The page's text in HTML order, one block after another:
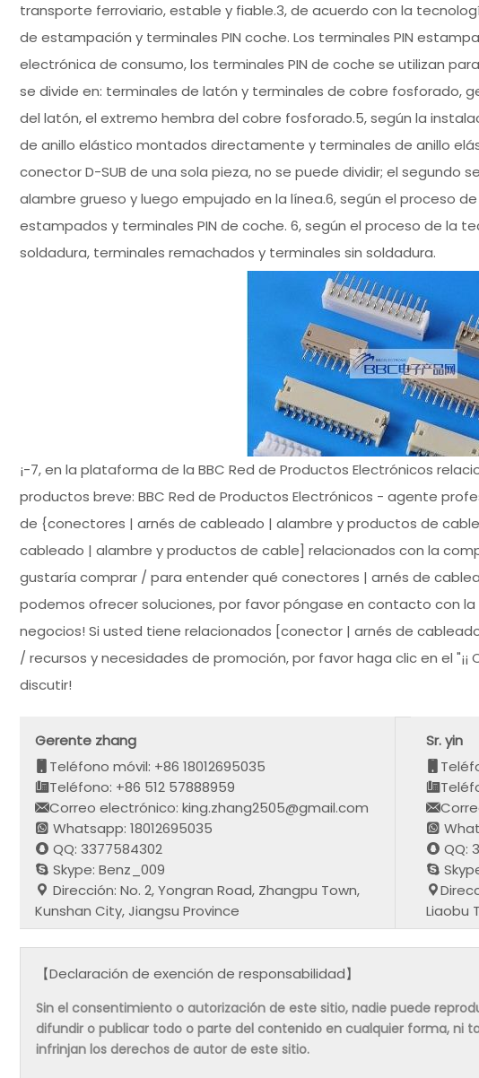
transporte ferroviario, estable y fiable.3, de acuerdo con la
de estampación y terminales PIN coche. Los terminales PIN
electrónica de consumo, los terminales PIN de coche se utilizan
se divide en: terminales de latón y terminales de cobre fosforado,
del latón, el extremo hembra del cobre fosforado.5, según la
de anillo elástico montados directamente y terminales de anillo
conector D-SUB de una sola pieza, no se puede dividir; el segundo
alambre grueso y luego empujado en la línea.6, según el proceso
estampados y terminales PIN de coche. 6, según el proceso de la
soldadura, terminales remachados y terminales sin soldadura.
¡-7, en la plataforma de la BBC Red de Productos Electrónicos
productos breve: BBC Red de Productos Electrónicos - agente
de {conectores | arnés de cableado | alambre y productos de
cableado | alambre y productos de cable] relacionados con la
gustaría comprar / para entender qué conectores | arnés de
podemos ofrecer soluciones, por favor póngase en contacto con la
negocios! Si usted tiene relacionados [conector | arnés de
/ recursos y necesidades de promoción, por favor haga clic en el
discutir!
Gerente zhang
Teléfono móvil: +86 18012695035
Teléfono: +86 512 57888959
Correo electrónico: king.zhang2505@gmail.com
Whatsapp: 18012695035
QQ: 3377584302
Skype: Benz_009
Dirección: No. 2, Yongran Road, Zhangpu Town,
Kunshan City, Jiangsu Province
Sr. yin
QQ:
Liaobu
【Declaración de exención de responsabilidad】
Sin el consentimiento o autorización de este sitio, nadie puede
difundir o publicar todo o parte del contenido en cualquier forma, ni
infrinjan los derechos de autor de este sitio.